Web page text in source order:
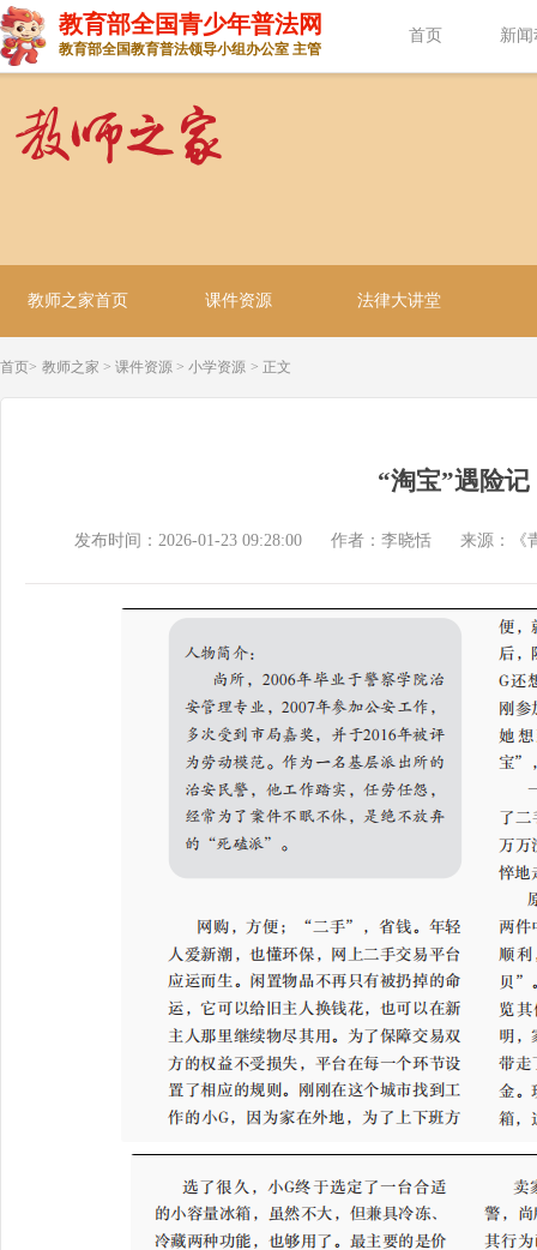
教育部全国青少年普法网
教育部全国教育普法领导小组办公室 主管
首页 新
教师之家首页 课件资源 法律大讲堂
首页> 教师之家 > 课件资源 > 小学资源 > 正文
“淘宝”遇险记
发布时间：2026-01-23 09:28:00 作者：李晓恬 来源：《